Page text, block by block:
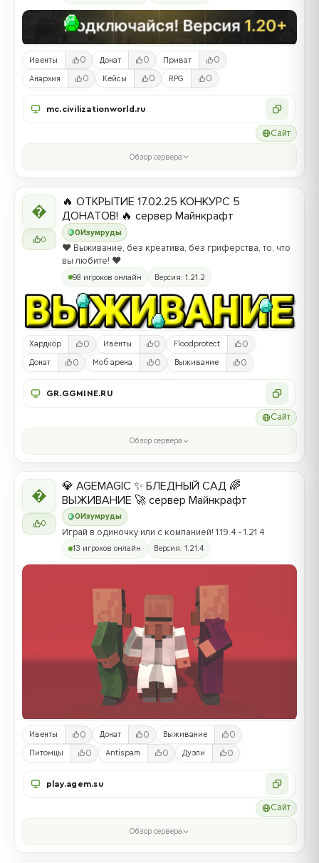
Ивенты 0 Донат 0 Приват 0
Анархия 0 Кейсы 0 RPG 0
mc.civilizationworld.ru
Сайт
Обзор сервера

0
0Изумруды
🔥 ОТКРЫТИЕ 17.02.25 КОНКУРС 5
ДОНАТОВ! 🔥 сервер Майнкрафт
❤️ Выживание, без креатива, без гриферства, то, что
вы любите! ❤️
98 игроков онлайн Версия: 1.21.2
Хардкор 0 Ивенты 0 Floodprotect 0
Донат 0 Моб арена 0 Выживание 0
GR.GGMINE.RU
Сайт
Обзор сервера

0
0 Изумруды
💎 AGEMAGIC ✨ БЛЕДНЫЙ САД 🌈
ВЫЖИВАНИЕ 🚀 сервер Майнкрафт
Играй в одиночку или с компанией! 1.19.4 - 1.21.4
13 игроков онлайн Версия: 1.21.4
Ивенты 0 Донат 0 Выживание 0
Питомцы 0 Antispam 0 Дуэли 0
play.agem.su
Сайт
Обзор сервера